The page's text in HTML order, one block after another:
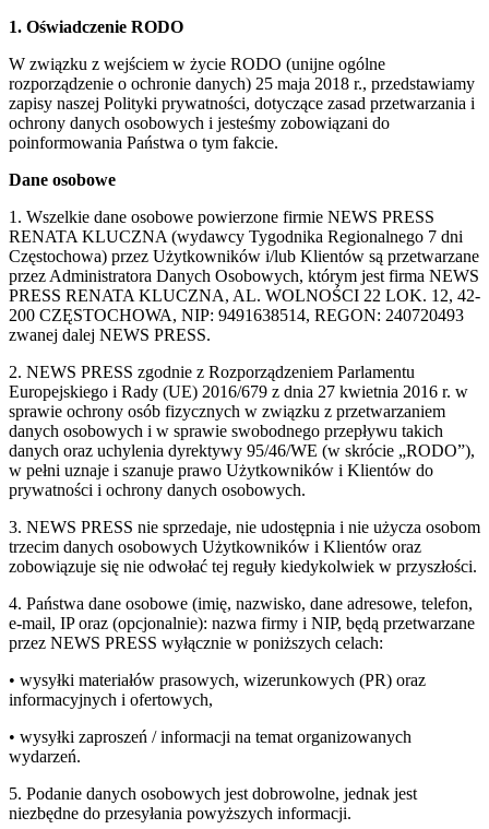
1. Oświadczenie RODO
W związku z wejściem w życie RODO (unijne ogólne
rozporządzenie o ochronie danych) 25 maja 2018 r., przedstawiamy
zapisy naszej Polityki prywatności, dotyczące zasad przetwarzania i
ochrony danych osobowych i jesteśmy zobowiązani do
poinformowania Państwa o tym fakcie.
Dane osobowe
1. Wszelkie dane osobowe powierzone firmie NEWS PRESS
RENATA KLUCZNA (wydawcy Tygodnika Regionalnego 7 dni
Częstochowa) przez Użytkowników i/lub Klientów są przetwarzane
przez Administratora Danych Osobowych, którym jest firma NEWS
PRESS RENATA KLUCZNA, AL. WOLNOŚCI 22 LOK. 12, 42-
200 CZĘSTOCHOWA, NIP: 9491638514, REGON: 240720493
zwanej dalej NEWS PRESS.
2. NEWS PRESS zgodnie z Rozporządzeniem Parlamentu
Europejskiego i Rady (UE) 2016/679 z dnia 27 kwietnia 2016 r. w
sprawie ochrony osób fizycznych w związku z przetwarzaniem
danych osobowych i w sprawie swobodnego przepływu takich
danych oraz uchylenia dyrektywy 95/46/WE (w skrócie „RODO”),
w pełni uznaje i szanuje prawo Użytkowników i Klientów do
prywatności i ochrony danych osobowych.
3. NEWS PRESS nie sprzedaje, nie udostępnia i nie użycza osobom
trzecim danych osobowych Użytkowników i Klientów oraz
zobowiązuje się nie odwołać tej reguły kiedykolwiek w przyszłości.
4. Państwa dane osobowe (imię, nazwisko, dane adresowe, telefon,
e-mail, IP oraz (opcjonalnie): nazwa firmy i NIP, będą przetwarzane
przez NEWS PRESS wyłącznie w poniższych celach:
• wysyłki materiałów prasowych, wizerunkowych (PR) oraz
informacyjnych i ofertowych,
• wysyłki zaproszeń / informacji na temat organizowanych
wydarzeń.
5. Podanie danych osobowych jest dobrowolne, jednak jest
niezbędne do przesyłania powyższych informacji.